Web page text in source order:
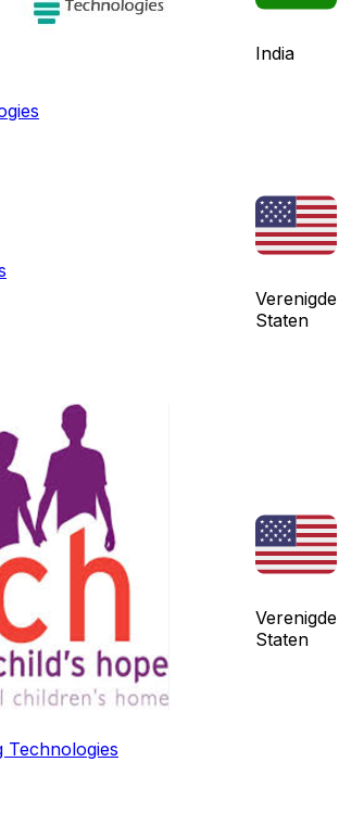
India
Verenigde
Staten
Technologies
Verenigde
Staten